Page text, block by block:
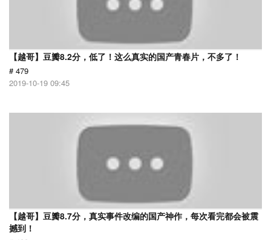
【越哥】豆瓣8.2分，低了！这么真实的国产青春片，不多了！
# 479
2019-10-19 09:45
【越哥】豆瓣8.7分，真实事件改编的国产神作，每次看完都会被震
撼到！